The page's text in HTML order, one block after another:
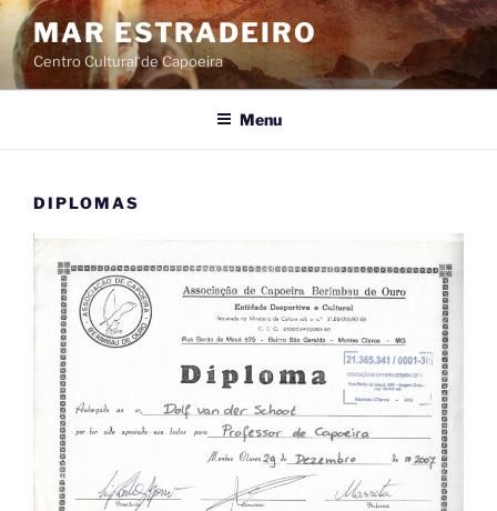
Pular
para
o
conteúdo
MAR ESTRADEIRO
Centro Cultural de Capoeira
Menu
DIPLOMAS